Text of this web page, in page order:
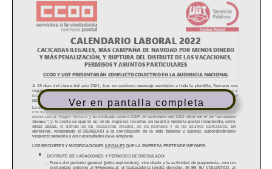
Ver en pantalla completa